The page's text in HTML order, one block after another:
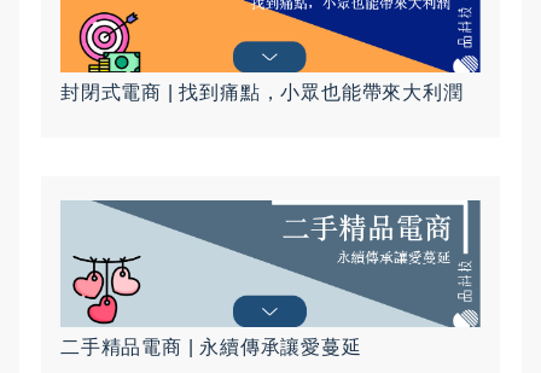
封閉式電商 | 找到痛點，小眾也能帶來大利潤
二手精品電商 | 永續傳承讓愛蔓延